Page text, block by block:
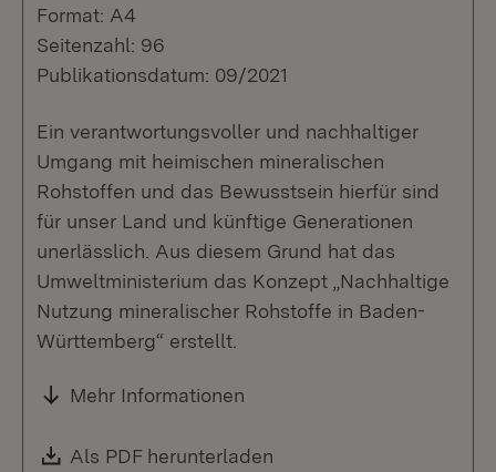
Format: A4
Seitenzahl: 96
Publikationsdatum: 09/2021
Ein verantwortungsvoller und nachhaltiger
Umgang mit heimischen mineralischen
Rohstoffen und das Bewusstsein hierfür sind
für unser Land und künftige Generationen
unerlässlich. Aus diesem Grund hat das
Umweltministerium das Konzept „Nachhaltige
Nutzung mineralischer Rohstoffe in Baden-
Württemberg“ erstellt.
Mehr Informationen
Download:
Als PDF herunterladen